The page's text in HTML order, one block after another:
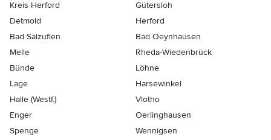
Kreis Herford
Gütersloh
Detmold
Herford
Bad Salzuflen
Bad Oeynhausen
Melle
Rheda-Wiedenbrück
Bünde
Löhne
Lage
Harsewinkel
Halle (Westf.)
Vlotho
Enger
Oerlinghausen
Spenge
Wennigsen